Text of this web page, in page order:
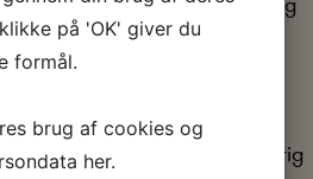
borgerlige partier på den
deling af eleverne efter
årig hovedskole med en 3-årig
på 'OK' giver du
formål.
brug af cookies og
her.